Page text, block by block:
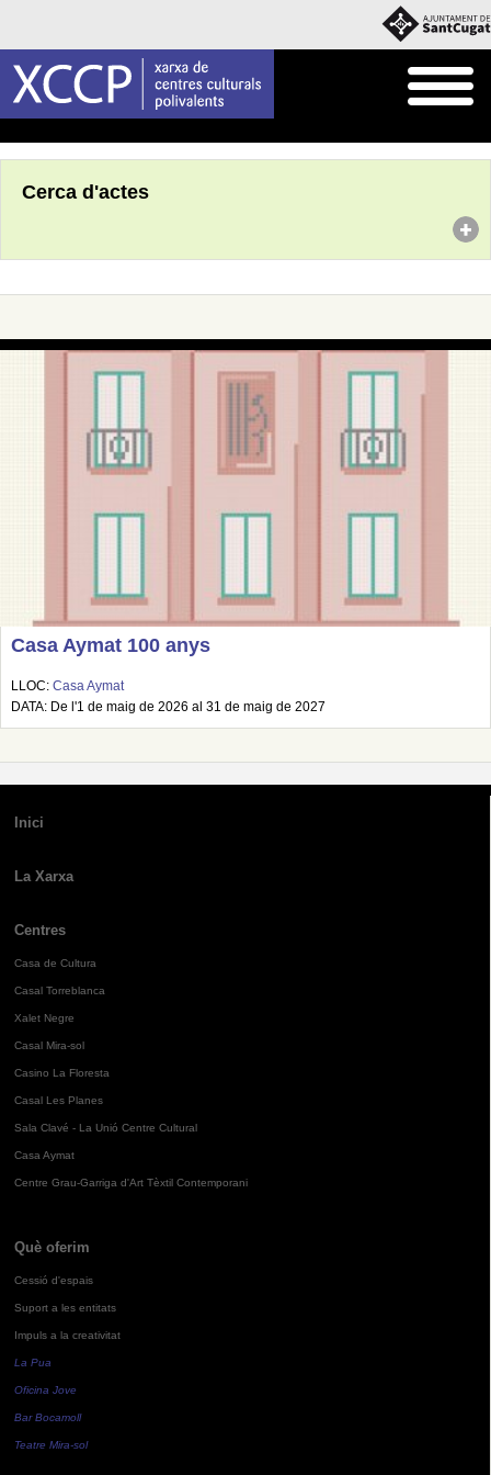
Cerca d'actes
Casa Aymat 100 anys
LLOC: Casa Aymat
DATA: De l'1 de maig de 2026 al 31 de maig de 2027
Inici
La Xarxa
Centres
Casa de Cultura
Casal Torreblanca
Xalet Negre
Casal Mira-sol
Casino La Floresta
Casal Les Planes
Sala Clavé - La Unió Centre Cultural
Casa Aymat
Centre Grau-Garriga d'Art Tèxtil Contemporani
Què oferim
Cessió d'espais
Suport a les entitats
Impuls a la creativitat
La Pua
Oficina Jove
Bar Bocamoll
Teatre Mira-sol